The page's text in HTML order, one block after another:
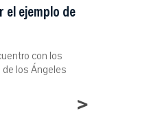
ejemplo de
con los
los Ángeles
>